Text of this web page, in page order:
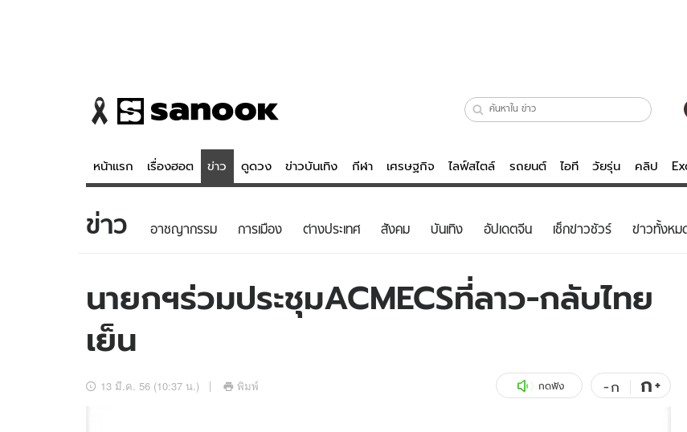
หน้าแรก เรื่องฮอต ข่าว ดูดวง ข่าวบันเทิง กีฬา เศรษฐกิจ ไลฟ์สไตล์ รถยนต์ ไอที วัยรุ่น คลิป
ข่าว
ข่าวบันเทิง
ข่าวกีฬา
ข่าวเศรษฐกิจ
อัปเดตจีน
ดูดวง - ตรวจหวย
สถิติหวยไทย
ไลฟ์สไตล์
วัยรุ่น
สุขภาพ
บันเ
ดูทีวี
ข่าว อาชญากรรม การเมือง ต่างประเทศ สังคม บันเทิง อัปเดตจีน เช็กข่าวชัวร์ ข่าวทั้งหม
นายกฯร่วมประชุมACMECSที่ลาว-กลับไทย
เย็น
13 มี.ค. 56 (10:37 น.) พิมพ์ กดฟัง -ก ก+